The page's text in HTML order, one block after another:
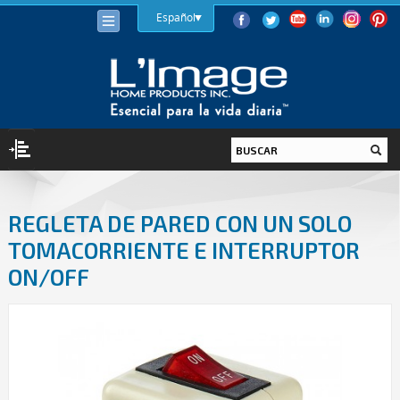
Español
BOMBILLAS
LED
HALÓGENA
INTERIOR
REGLETA DE PARED CON UN SOLO
TOMACORRIENTE E INTERRUPTOR
ON/OFF